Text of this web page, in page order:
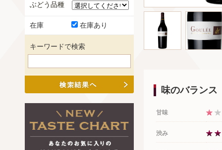
味のバランス
甘味
渋み
ぶどう品種
在庫 在庫あり
キーワードで検索